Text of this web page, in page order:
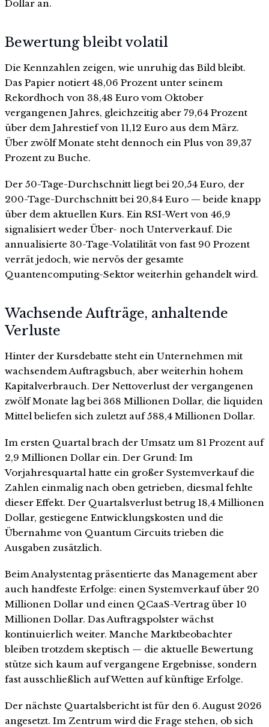
Dollar an.
Bewertung bleibt volatil
Die Kennzahlen zeigen, wie unruhig das Bild bleibt.
Das Papier notiert 48,06 Prozent unter seinem
Rekordhoch von 38,48 Euro vom Oktober
vergangenen Jahres, gleichzeitig aber 79,64 Prozent
über dem Jahrestief von 11,12 Euro aus dem März.
Über zwölf Monate steht dennoch ein Plus von 39,37
Prozent zu Buche.
Der 50-Tage-Durchschnitt liegt bei 20,54 Euro, der
200-Tage-Durchschnitt bei 20,84 Euro — beide knapp
über dem aktuellen Kurs. Ein RSI-Wert von 46,9
signalisiert weder Über- noch Unterverkauf. Die
annualisierte 30-Tage-Volatilität von fast 90 Prozent
verrät jedoch, wie nervös der gesamte
Quantencomputing-Sektor weiterhin gehandelt wird.
Wachsende Aufträge, anhaltende
Verluste
Hinter der Kursdebatte steht ein Unternehmen mit
wachsendem Auftragsbuch, aber weiterhin hohem
Kapitalverbrauch. Der Nettoverlust der vergangenen
zwölf Monate lag bei 368 Millionen Dollar, die liquiden
Mittel beliefen sich zuletzt auf 588,4 Millionen Dollar.
Im ersten Quartal brach der Umsatz um 81 Prozent auf
2,9 Millionen Dollar ein. Der Grund: Im
Vorjahresquartal hatte ein großer Systemverkauf die
Zahlen einmalig nach oben getrieben, diesmal fehlte
dieser Effekt. Der Quartalsverlust betrug 18,4 Millionen
Dollar, gestiegene Entwicklungskosten und die
Übernahme von Quantum Circuits trieben die
Ausgaben zusätzlich.
Beim Analystentag präsentierte das Management aber
auch handfeste Erfolge: einen Systemverkauf über 20
Millionen Dollar und einen QCaaS-Vertrag über 10
Millionen Dollar. Das Auftragspolster wächst
kontinuierlich weiter. Manche Marktbeobachter
bleiben trotzdem skeptisch — die aktuelle Bewertung
stütze sich kaum auf vergangene Ergebnisse, sondern
fast ausschließlich auf Wetten auf künftige Erfolge.
Der nächste Quartalsbericht ist für den 6. August 2026
angesetzt. Im Zentrum wird die Frage stehen, ob sich